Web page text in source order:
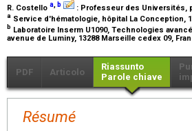
R. Costello a, b : Professeur des Universités,
a Service d'hématologie, hôpital La Conception,
b Laboratoire Inserm U1090, Technologies
avenue de Luminy, 13288 Marseille cedex 09,
PDF Articolo
Riassunto
Parole chiave
Résumé